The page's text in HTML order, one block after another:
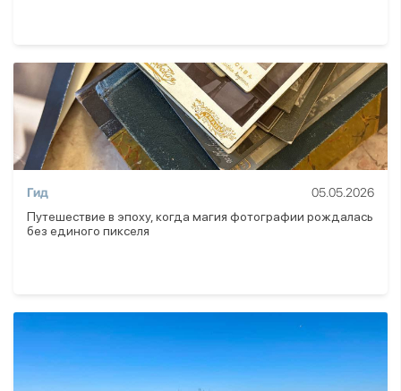
Гид
05.05.2026
Путешествие в эпоху, когда магия фотографии рождалась
без единого пикселя